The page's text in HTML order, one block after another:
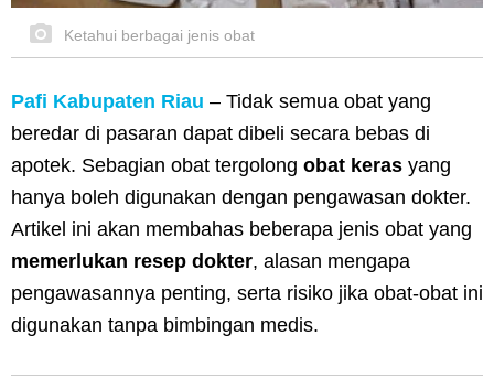
Ketahui berbagai jenis obat
Pafi Kabupaten Riau – Tidak semua obat yang
beredar di pasaran dapat dibeli secara bebas di
apotek. Sebagian obat tergolong obat keras yang
hanya boleh digunakan dengan pengawasan dokter.
Artikel ini akan membahas beberapa jenis obat yang
memerlukan resep dokter, alasan mengapa
pengawasannya penting, serta risiko jika obat-obat ini
digunakan tanpa bimbingan medis.